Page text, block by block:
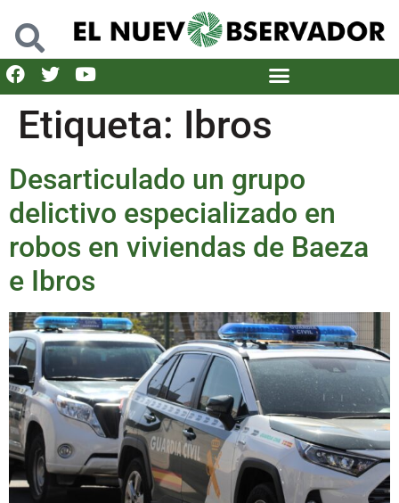
Etiqueta: Ibros
Desarticulado un grupo
delictivo especializado en
robos en viviendas de Baeza
e Ibros